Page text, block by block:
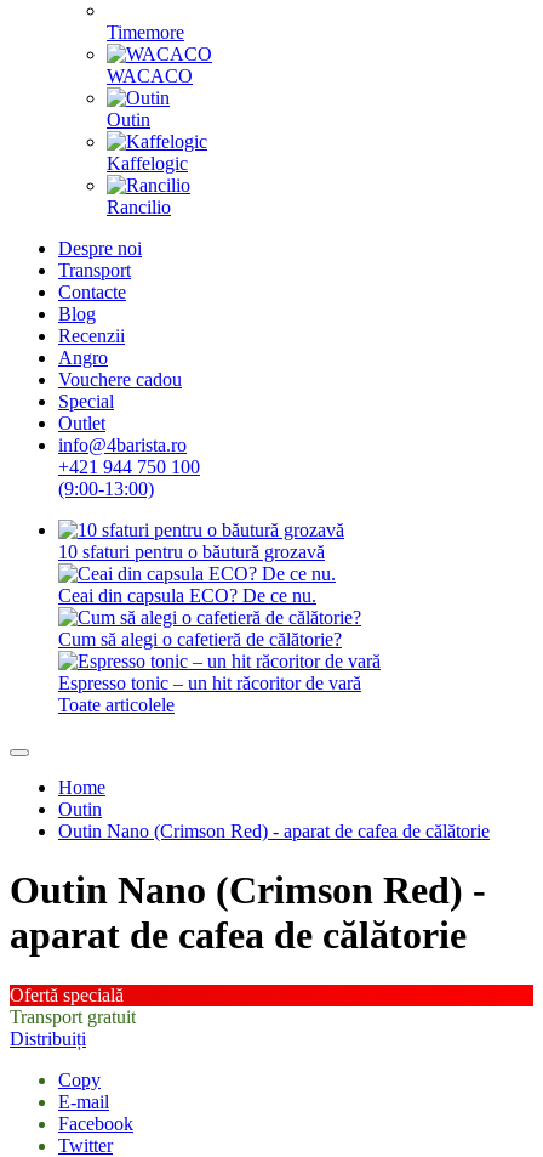
Timemore
WACACO
Outin
Kaffelogic
Rancilio
Despre noi
Transport
Contacte
Blog
Recenzii
Angro
Vouchere cadou
Special
Outlet
info@4barista.ro
+421 944 750 100
(9:00-13:00)
10 sfaturi pentru o băutură grozavă
Ceai din capsula ECO? De ce nu.
Cum să alegi o cafetieră de călătorie?
Espresso tonic – un hit răcoritor de vară
Toate articolele
Home
Outin
Outin Nano (Crimson Red) - aparat de cafea de călătorie
Outin Nano (Crimson Red) -
aparat de cafea de călătorie
Ofertă specială
Transport gratuit
Distribuiți
Copy
E-mail
Facebook
Twitter